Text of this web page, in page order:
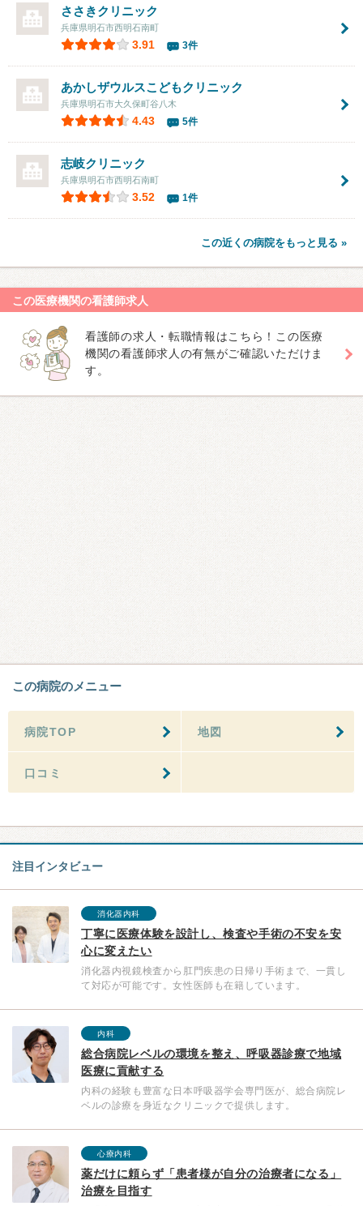
ささきクリニック
兵庫県明石市西明石南町
3.91 3件
あかしザウルスこどもクリニック
兵庫県明石市大久保町谷八木
4.43 5件
志岐クリニック
兵庫県明石市西明石南町
3.52 1件
この近くの病院をもっと見る »
この医療機関の看護師求人
看護師の求人・転職情報はこちら！この医療
機関の看護師求人の有無がご確認いただけま
す。
この病院のメニュー
病院TOP 地図
口コミ
注目インタビュー
消化器内科
丁寧に医療体験を設計し、検査や手術の不安を安
心に変えたい
消化器内視鏡検査から肛門疾患の日帰り手術まで、一貫し
て対応が可能です。女性医師も在籍しています。
内科
総合病院レベルの環境を整え、呼吸器診療で地域
医療に貢献する
内科の経験も豊富な日本呼吸器学会専門医が、総合病院レ
ベルの診療を身近なクリニックで提供します。
心療内科
薬だけに頼らず「患者様が自分の治療者になる」
治療を目指す